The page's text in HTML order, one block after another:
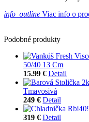
info_outline Viac info o
Podobné produkty
50/40 13 Cm
15.99 € Detail
Tmavosivá
249 € Detail
319 € Detail